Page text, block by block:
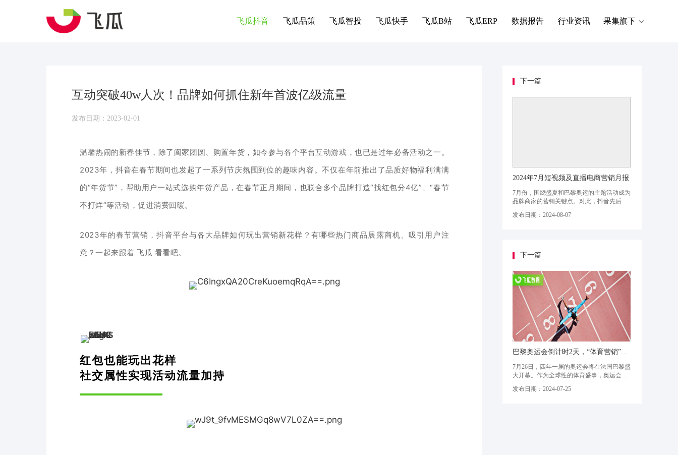
飞瓜抖音 飞瓜品策 飞瓜智投 飞瓜快手 飞瓜B站 飞瓜ERP 数据报告 行业资讯 果集旗下
互动突破40w人次！品牌如何抓住新年首波亿级流量
发布日期：2023-02-01
温馨热闹的新春佳节，除了阖家团圆、购置年货，如今参与各个平台互动游戏，也已是过年必备活动之一。
2023年，抖音在春节期间也发起了一系列节庆氛围到位的趣味内容。不仅在年前推出了品质好物福利满满
的“年货节”，帮助用户一站式选购年货产品，在春节正月期间，也联合多个品牌打造“找红包分4亿”、“春节
不打烊”等活动，促进消费回暖。
2023年的春节营销，抖音平台与各大品牌如何玩出营销新花样？有哪些热门商品展露商机、吸引用户注
意？ 一起来跟着 飞瓜 看看吧。
红包也能玩出花样
社交属性实现活动流量加持
下一篇
2024年7月短视频及直播电商营销月报
7月份，围绕盛夏和巴黎奥运的主题活动成为
品牌商家的营销关键点。对此，抖音先后推
节」、「热力先锋季」等特色活动，为本月
发，还通过打造#法式尤莱特 等热点话
发布日期：2024-08-07
下一篇
巴黎奥运会倒计时2天，“体育营销”如何玩出新花样？
7月26日，四年一届的奥运会将在法国巴黎盛
大开幕。作为全球性的体育盛事，奥运会向
抖音平台，“巴黎奥运会已售约900万张门
发布日期：2024-07-25